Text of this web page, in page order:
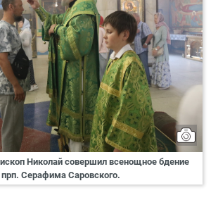
Николай совершил всенощное бдение
Серафима Саровского.